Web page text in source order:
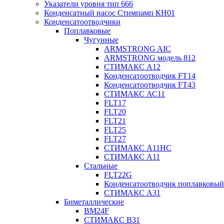
Указатели уровня тип 666
Конденсатный насос Стимпамп КН01
Конденсатоотводчики
Поплавковые
Чугунные
ARMSTRONG AIC
ARMSTRONG модель 812
СТИМАКС А12
Конденсатоотводчик FT14
Конденсатоотводчик FT43
СТИМАКС АС11
FLT17
FLT20
FLT21
FLT25
FLT27
СТИМАКС А11HC
СТИМАКС А11
Стальные
FLT22G
Конденсатоотводчик
СТИМАКС А31
Биметаллические
BM24F
СТИМАКС B31